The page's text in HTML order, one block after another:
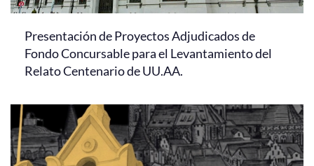
Presentación de Proyectos Adjudicados de
Fondo Concursable para el Levantamiento del
Relato Centenario de UU.AA.